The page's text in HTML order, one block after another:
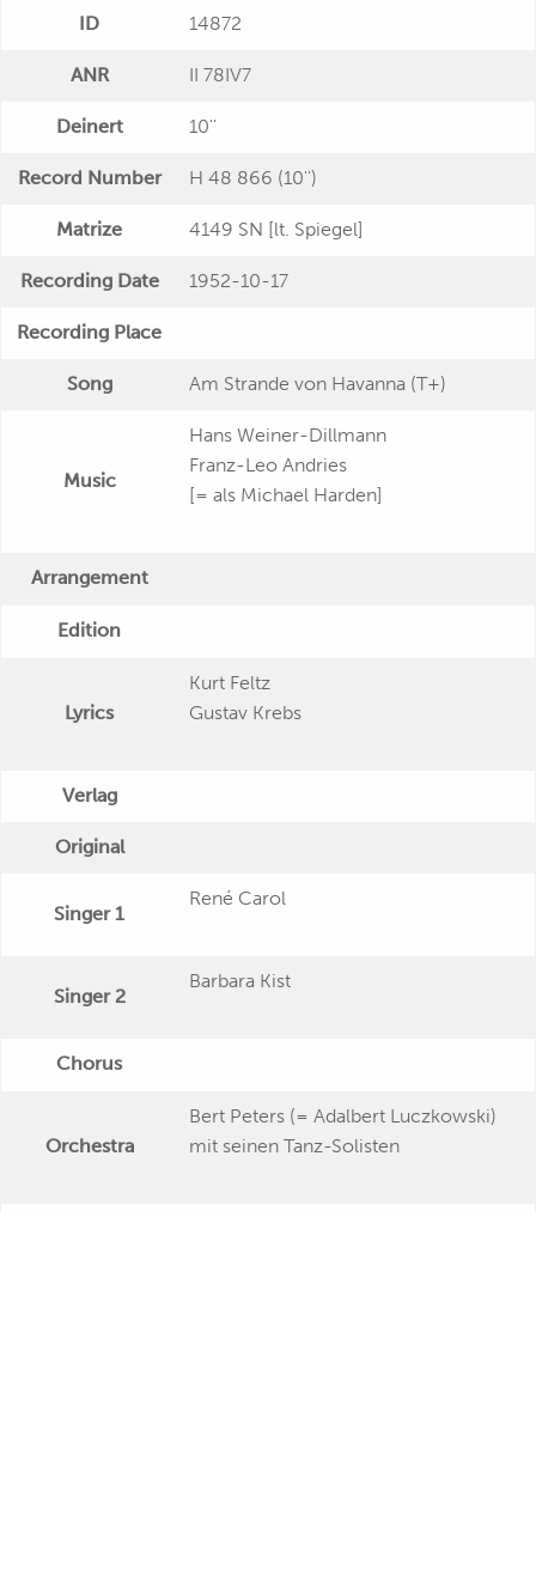
ID 14872
ANR II 78IV7
Deinert 10''
Record Number H 48 866 (10'')
Matrize 4149 SN [lt. Spiegel]
Recording Date 1952-10-17
Recording Place
Song Am Strande von Havanna (T+)
Music
Hans Weiner-Dillmann
Franz-Leo Andries
[= als Michael Harden]
Arrangement
Edition
Lyrics
Kurt Feltz
Gustav Krebs
Verlag
Original
Singer 1
René Carol
Singer 2
Barbara Kist
Chorus
Orchestra
Bert Peters (= Adalbert Luczkowski)
mit seinen Tanz-Solisten